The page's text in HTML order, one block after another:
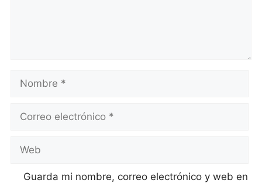
electrónico
Guarda mi nombre, correo electrónico y web en